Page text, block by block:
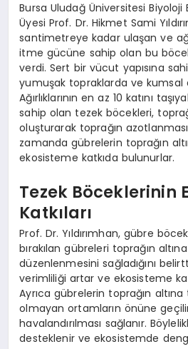
Bursa Uludağ Üniversitesi
Üyesi Prof. Dr. Hikmet Sami
santimetreye kadar ulaşan ve
itme gücüne sahip olan bu
verdi. Sert bir vücut yapısına
yumuşak topraklarda ve kumsal
Ağırlıklarının en az 10 katını
sahip olan tezek böcekleri,
oluşturarak toprağın
zamanda gübrelerin toprağın
ekosisteme katkıda bulunurlar.
Tezek Böceklerinin
Katkıları
Prof. Dr. Yıldırımhan, gübre
bırakılan gübreleri toprağın
düzenlenmesini sağladığını
verimliliği artar ve ekosisteme
Ayrıca gübrelerin toprağın altına
olmayan ortamların önüne
havalandırılması sağlanır.
desteklenir ve ekosistemde